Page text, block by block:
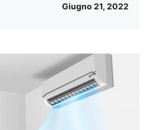
Giugno 21, 2022